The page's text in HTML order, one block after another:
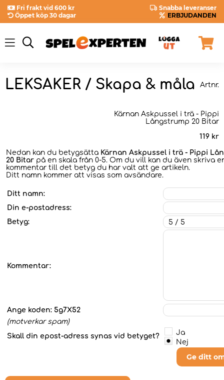
Fri frakt vid 600 kr
Snabba leveranser
Öppet köp 30 dagar
ERBJUDANDEN
LEKSAKER / Skapa & måla Artnr.
Kärnan Askpussel i trä - Pippi
Långstrump 20 Bitar
119 kr
Nedan kan du betygsätta Kärnan Askpussel i trä - Pippi
20 Bitar på en skala från 0-5. Om du vill kan du även skriva
kommentar till det betyg du har valt att ge artikeln.
Ditt namn kommer att visas som avsändare.
Ditt namn:
Din e-postadress:
Betyg:
Kommentar:
Ange koden: 5g7X52
(motverkar spam)
Skall din epost-adress synas vid betyget?
Ja
Nej
Ge ditt